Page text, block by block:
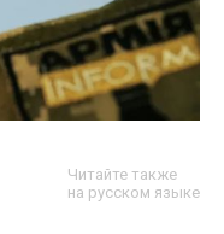
Читайте также
на русском языке